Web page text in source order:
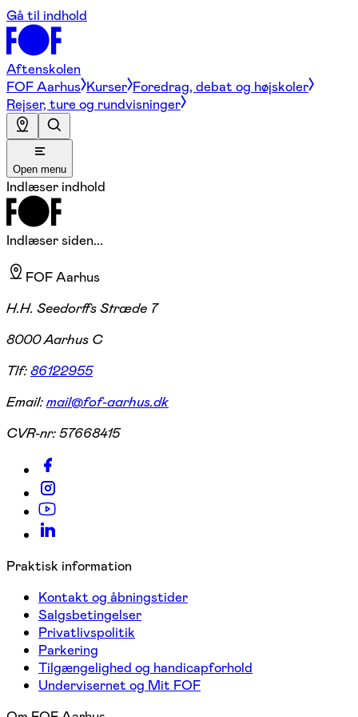
Gå til indhold
Aftenskolen
FOF Aarhus Kurser Foredrag, debat og højskoler
Rejser, ture og rundvisninger
Open menu
Indlæser indhold
Indlæser siden...
FOF Aarhus
H.H. Seedorffs Stræde 7
8000 Aarhus C
Tlf:86122955
Email:mail@fof-aarhus.dk
CVR-nr:57668415
Praktisk information
Kontakt og åbningstider
Salgsbetingelser
Privatlivspolitik
Parkering
Tilgængelighed og handicapforhold
Undervisernet og Mit FOF